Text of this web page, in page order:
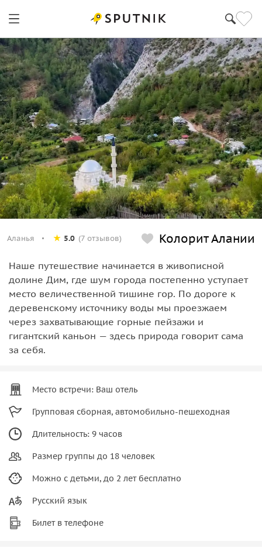
Аланья 5.0 (7 отзывов) Колорит Алании
Наше путешествие начинается в живописной
долине Дим, где шум города постепенно уступает
место величественной тишине гор. По дороге к
деревенскому источнику воды мы проезжаем
через захватывающие горные пейзажи и
гигантский каньон — здесь природа говорит сама
за себя.
Место встречи: Ваш отель
Групповая сборная, автомобильно-пешеходная
Длительность: 9 часов
Размер группы до 18 человек
Можно с детьми, до 2 лет бесплатно
Русский язык
Билет в телефоне